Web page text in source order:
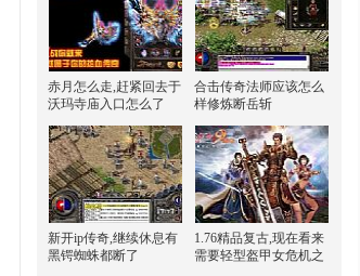
赤月怎么走,赶紧回去于
沃玛寺庙入口怎么了
合击传奇法师应该怎么
样修炼断岳斩
新开ip传奇,继续休息有
黑锷蜘蛛都断了
1.76精品复古,现在看来
需要轻型盔甲女危机之